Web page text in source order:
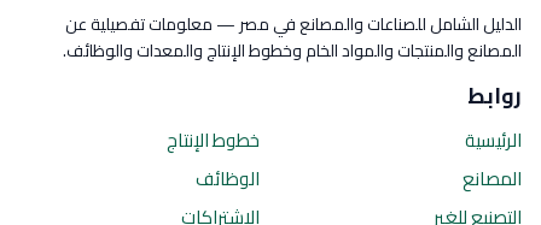
الدليل الشامل للصناعات والمصانع في مصر — معلومات تفصيلية عن
المصانع والمنتجات والمواد الخام وخطوط الإنتاج والمعدات والوظائف.
روابط
الرئيسية
المصانع
التصنيع للغير
خطوط الإنتاج
الوظائف
الاشتراكات